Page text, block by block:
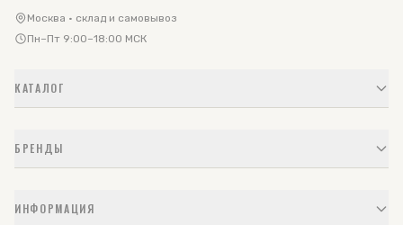
Москва · склад и самовывоз
Пн–Пт 9:00–18:00 МСК
КАТАЛОГ
БРЕНДЫ
ИНФОРМАЦИЯ